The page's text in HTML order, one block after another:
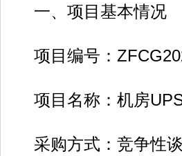
一、项目基本情况
项目编号：
项目名称：机房UPS
采购方式：竞争性谈